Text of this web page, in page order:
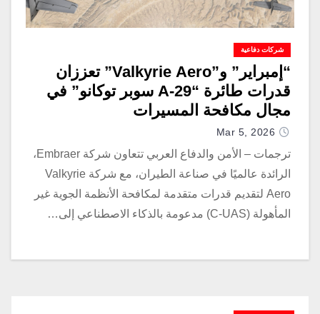
شركات دفاعية
“إمبراير” و”Valkyrie Aero” تعززان
قدرات طائرة “A-29 سوبر توكانو” في
مجال مكافحة المسيرات
Mar 5, 2026
ترجمات – الأمن والدفاع العربي تتعاون شركة Embraer،
الرائدة عالميًا في صناعة الطيران، مع شركة Valkyrie
Aero لتقديم قدرات متقدمة لمكافحة الأنظمة الجوية غير
المأهولة (C-UAS) مدعومة بالذكاء الاصطناعي إلى…